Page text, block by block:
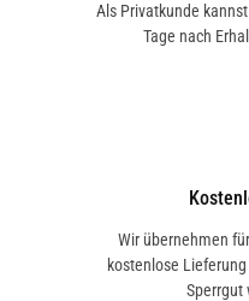
Als Privatkunde
Tage nach
Wir übernehmen
kostenlose
Sperrgut